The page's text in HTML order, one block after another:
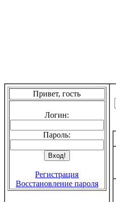
Привет, гость
Логин:
Пароль:
Регистрация
Восстановление пароля